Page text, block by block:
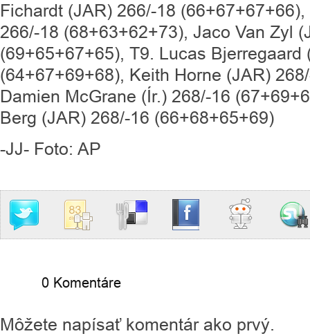
Fichardt (JAR) 266/-18
266/-18 (68+63+62+73), Jaco Van Zyl
(69+65+67+65), T9. Lucas Bjerregaard
(64+67+69+68), Keith Horne (JAR)
Damien McGrane (Ír.) 268/-16
Berg (JAR) 268/-16 (66+68+65+69)
-JJ- Foto: AP
0 Komentáre
Môžete napísať komentár ako prvý.